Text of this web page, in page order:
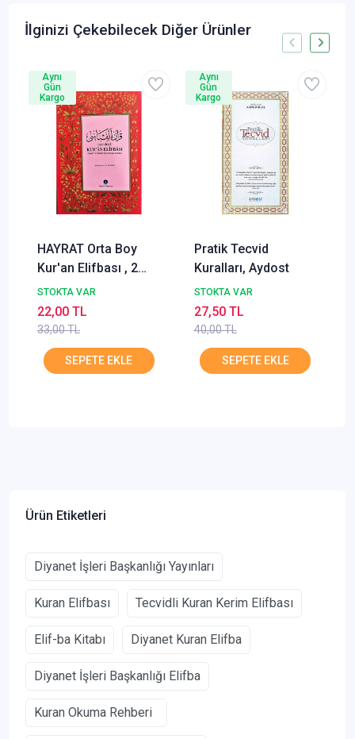
İlginizi Çekebilecek Diğer Ürünler
HAYRAT Orta Boy
Kur'an Elifbası , 2
Renkli, Tecvidli
STOKTA VAR
33,00 TL
22,00 TL
Aynı
Gün
Kargo
Pratik Tecvid
Kuralları, Aydost
STOKTA VAR
40,00 TL
27,50 TL
Aynı
Gün
Kargo
Ürün Etiketleri
Diyanet İşleri Başkanlığı Yayınları
Kuran Elifbası Tecvidli Kuran Kerim Elifbası
Elif-ba Kitabı Diyanet Kuran Elifba
Diyanet İşleri Başkanlığı Elifba
Kuran Okuma Rehberi